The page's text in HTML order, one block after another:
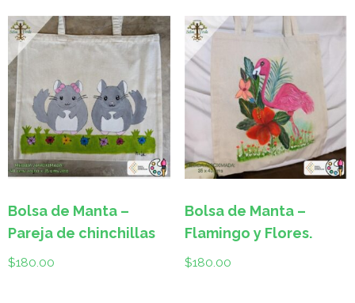
Bolsa de Manta –
Pareja de chinchillas
$180.00
Bolsa de Manta –
Flamingo y Flores.
$180.00